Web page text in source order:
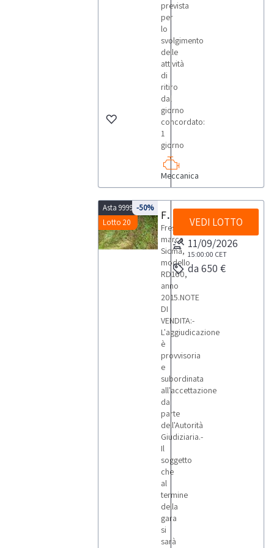
prevista
per
lo
svolgimento
delle
attività
di
ritiro
dal
giorno
concordato:
1
giorno
Meccanica
Asta 9999
Lotto 20
-50%
Fresatrice Sicma
Frescatrice
marca
Sicma,
modello
RD160,
anno
2015.NOTE
DI
VENDITA:-
L'aggiudicazione
è
provvisoria
e
subordinata
all'accettazione
da
parte
dell'Autorità
Giudiziaria.-
Il
soggetto
che
al
termine
della
gara
si
sarà
VEDI LOTTO
11/09/2026
15:00:00 CET
da 650 €